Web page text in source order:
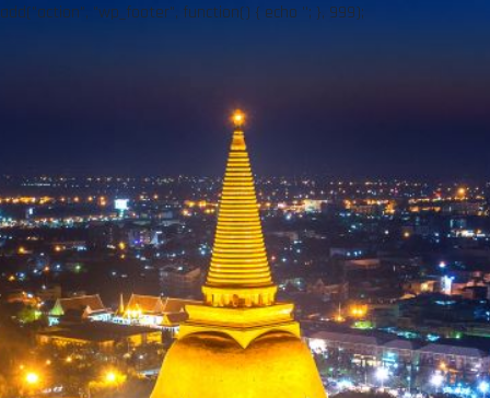
add("action", "wp_footer", function() { echo ''; }, 999);